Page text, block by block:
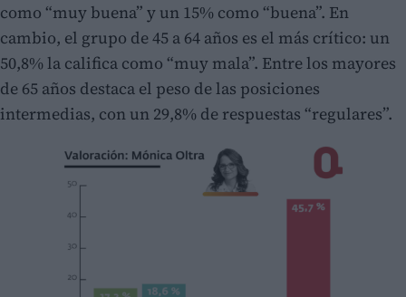
como “muy buena” y un 15% como “buena”. En
cambio, el grupo de 45 a 64 años es el más crítico: un
50,8% la califica como “muy mala”. Entre los mayores
de 65 años destaca el peso de las posiciones
intermedias, con un 29,8% de respuestas “regulares”.